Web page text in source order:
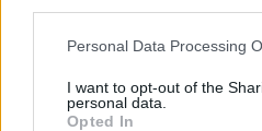
Personal Data Processing
I want to opt-out of the
personal data.
Opted In
Nyomtatott lapjaink
Médiaajánlat